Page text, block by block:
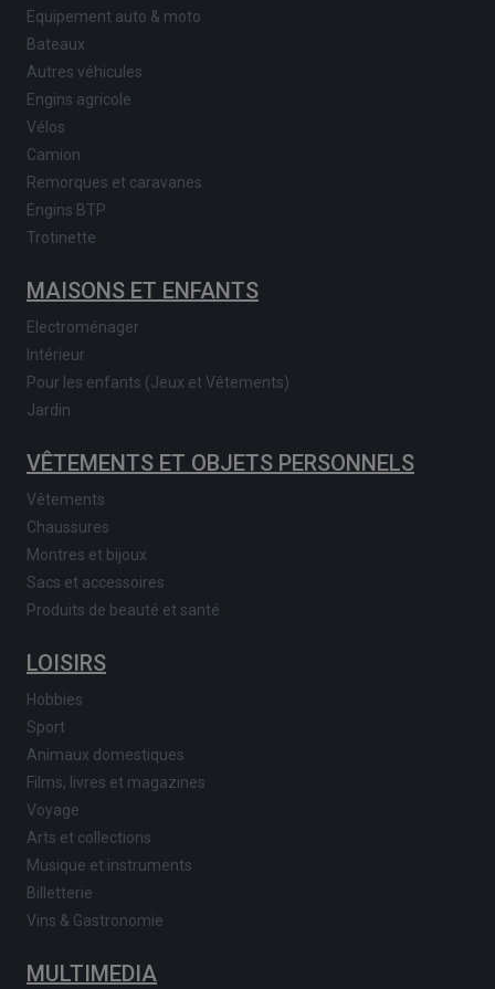
Equipement auto & moto
Bateaux
Autres véhicules
Engins agricole
Vélos
Camion
Remorques et caravanes
Engins BTP
Trotinette
MAISONS ET ENFANTS
Electroménager
Intérieur
Pour les enfants (Jeux et Vêtements)
Jardin
VÊTEMENTS ET OBJETS PERSONNELS
Vêtements
Chaussures
Montres et bijoux
Sacs et accessoires
Produits de beauté et santé
LOISIRS
Hobbies
Sport
Animaux domestiques
Films, livres et magazines
Voyage
Arts et collections
Musique et instruments
Billetterie
Vins & Gastronomie
MULTIMEDIA